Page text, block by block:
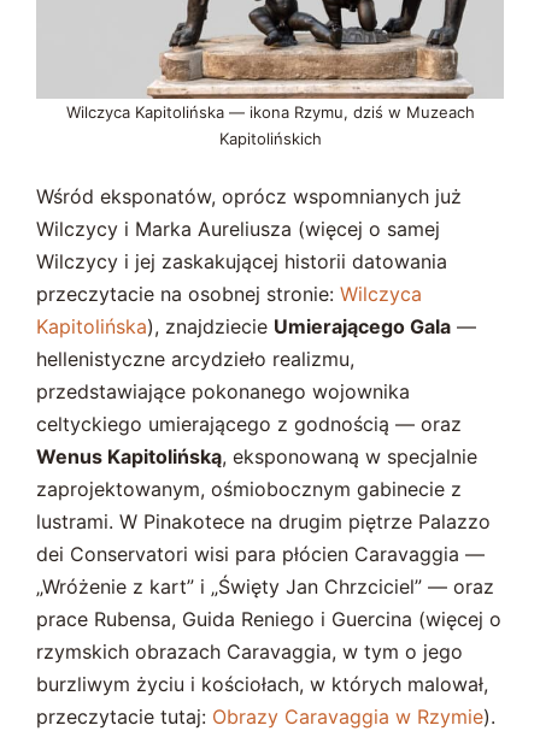
Wilczyca Kapitolińska — ikona Rzymu, dziś w Muzeach
Kapitolińskich
Wśród eksponatów, oprócz wspomnianych już
Wilczycy i Marka Aureliusza (więcej o samej
Wilczycy i jej zaskakującej historii datowania
przeczytacie na osobnej stronie: Wilczyca
Kapitolińska), znajdziecie Umierającego Gala —
hellenistyczne arcydzieło realizmu,
przedstawiające pokonanego wojownika
celtyckiego umierającego z godnością — oraz
Wenus Kapitolińską, eksponowaną w specjalnie
zaprojektowanym, ośmiobocznym gabinecie z
lustrami. W Pinakotece na drugim piętrze Palazzo
dei Conservatori wisi para płócien Caravaggia —
„Wróżenie z kart” i „Święty Jan Chrzciciel” — oraz
prace Rubensa, Guida Reniego i Guercina (więcej o
rzymskich obrazach Caravaggia, w tym o jego
burzliwym życiu i kościołach, w których malował,
przeczytacie tutaj: Obrazy Caravaggia w Rzymie).